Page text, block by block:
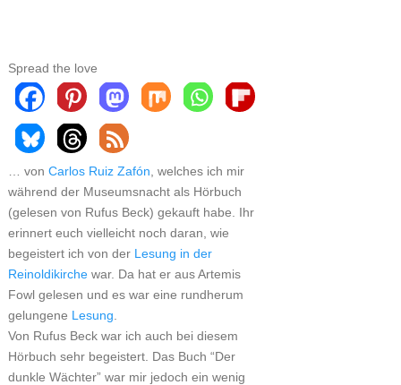
Spread the love
… von Carlos Ruiz Zafón , welches ich mir
während der Museumsnacht als Hörbuch
(gelesen von Rufus Beck) gekauft habe. Ihr
erinnert euch vielleicht noch daran, wie
begeistert ich von der Lesung in der
Reinoldikirchewar. Da hat er aus Artemis
Fowl gelesen und es war eine rundherum
gelungene Lesung
Von Rufus Beck war ich auch bei diesem
Hörbuch sehr begeistert. Das Buch “Der
dunkle Wächter” war mir jedoch ein wenig